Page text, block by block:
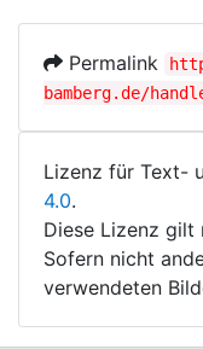
Permalink
bamberg.de/
Lizenz für Text-
4.0.
Diese Lizenz gilt
Sofern nicht
verwendeten